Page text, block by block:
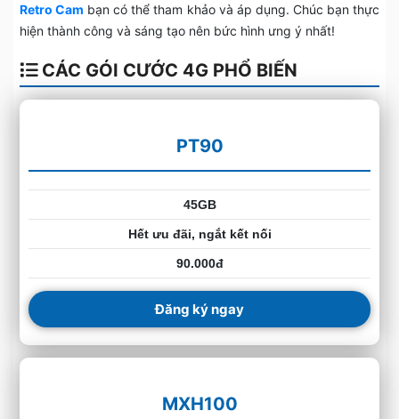
Retro Cam bạn có thể tham khảo và áp dụng. Chúc bạn thực
hiện thành công và sáng tạo nên bức hình ưng ý nhất!
CÁC GÓI CƯỚC 4G PHỔ BIẾN
PT90
45GB
Hết ưu đãi, ngắt kết nối
90.000đ
Đăng ký ngay
MXH100